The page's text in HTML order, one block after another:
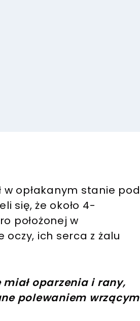
opłakanym stanie pod
się, że około 4-
położonej w
oczy, ich serca z żalu
oparzenia i rany,
polewaniem wrzącym